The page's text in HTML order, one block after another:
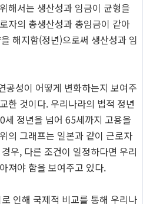
해서는 생산성과 임금이 균형을
자의 총생산성과 총임금이 같아
해지함(정년)으로써 생산성과 임
공성이 어떻게 변화하는지 보여주
한 것이다. 우리나라의 법적 정년
정년을 넘어 65세까지 고용을
의 그래프는 일본과 같이 근로자
우, 다른 조건이 일정하다면 우리
져야 함을 보여주고 있다.
인해 국제적 비교를 통해 우리나